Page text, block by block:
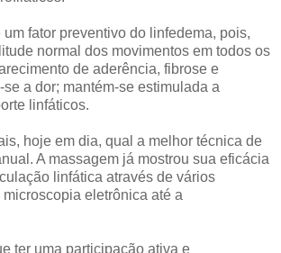
fator preventivo do linfedema, pois,
normal dos movimentos em todos os
de aderência, fibrose e
a dor; mantém-se estimulada a
linfáticos.
hoje em dia, qual a melhor técnica de
A massagem já mostrou sua eficácia
linfática através de vários
eletrônica até a
ter uma participação ativa e